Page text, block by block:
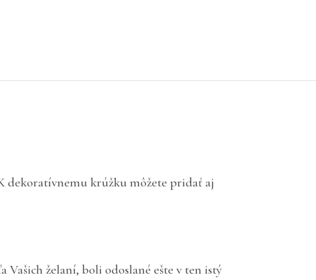
dekoratívnemu krúžku môžete pridať aj
Vašich želaní, boli odoslané ešte v ten istý